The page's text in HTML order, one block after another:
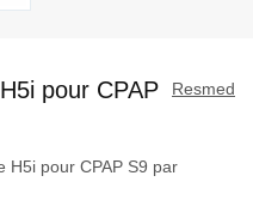
Resmed
pour CPAP
H5i pour CPAP S9 par